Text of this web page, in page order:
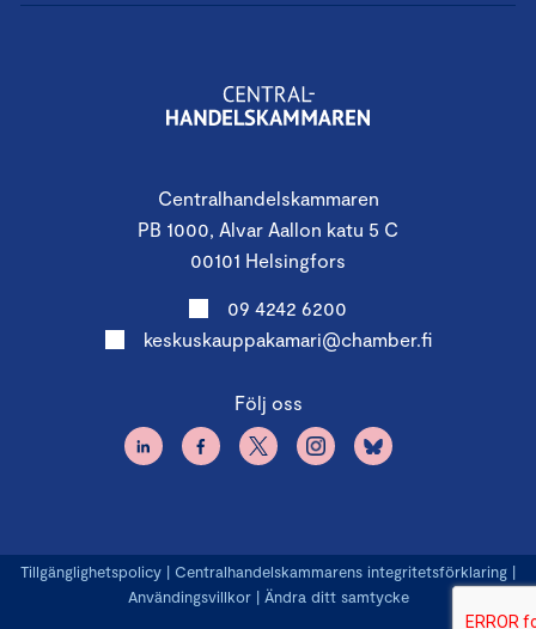
Centralhandelskammaren
PB 1000, Alvar Aallon katu 5 C
00101 Helsingfors
09 4242 6200
keskuskauppakamari@chamber.fi
Följ oss
Tillgänglighetspolicy | Centralhandelskammarens integritetsförklaring |
Användingsvillkor| Ändra ditt samtycke